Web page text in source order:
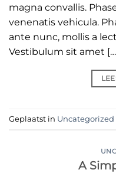
magna convallis.
venenatis vehicula.
ante nunc, mollis a
Vestibulum sit amet
Geplaatst in Uncategorized
A